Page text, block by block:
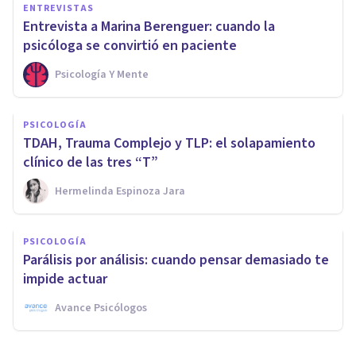
ENTREVISTAS
Entrevista a Marina Berenguer: cuando la
psicóloga se convirtió en paciente
Psicología Y Mente
PSICOLOGÍA
TDAH, Trauma Complejo y TLP: el solapamiento
clínico de las tres “T”
Hermelinda Espinoza Jara
PSICOLOGÍA
Parálisis por análisis: cuando pensar demasiado te
impide actuar
Avance Psicólogos